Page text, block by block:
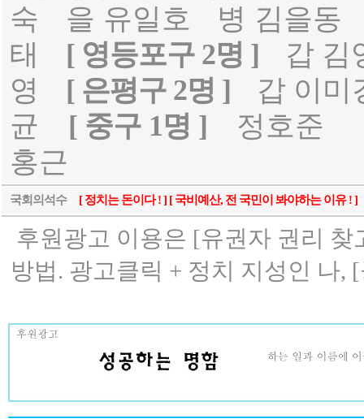
숙
을 유일호
병 김을동
태
[ 영등포구 2명 ]
갑 김
영
[ 은평구 2명 ]
갑 이미
균
[ 중구 1명 ]
정호준
홍근
국회의석수 [ 정치는 돈이다 ! ] [ 국비예산, 전 국민이 봐야하는 이유 ! ]
후원광고 이용은 [유권자 권리
방법. 광고클릭 + 정치 지성인 나